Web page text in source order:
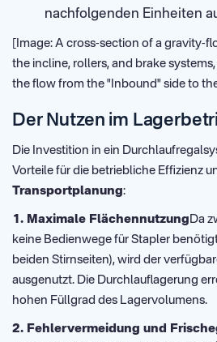
nachfolgenden Einheiten
[Image: A cross-section of a gravity-
the incline, rollers, and brake
the flow from the "Inbound" side to
Der Nutzen im
Die Investition in ein
Vorteile für die betriebliche Effizienz
Transportplanung:
1. Maximale Flächennutzung Da
keine Bedienwege für Stapler
beiden Stirnseiten), wird der
ausgenutzt. Die Durchlauflagerung
hohen Füllgrad des Lagervolumens.
2. Fehlervermeidung und